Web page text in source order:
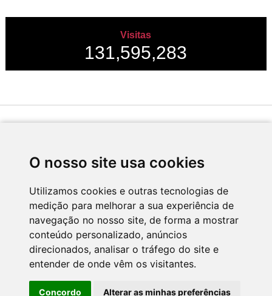
O nosso site usa cookies
Utilizamos cookies e outras tecnologias de
medição para melhorar a sua experiência de
navegação no nosso site, de forma a mostrar
conteúdo personalizado, anúncios
direcionados, analisar o tráfego do site e
entender de onde vêm os visitantes.
Concordo Alterar as minhas preferências
Visitas
131,595,283